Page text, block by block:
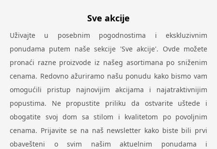
Sve akcije
Uživajte u posebnim pogodnostima i ekskluzivnim
ponudama putem naše sekcije 'Sve akcije'. Ovde možete
pronaći razne proizvode iz našeg asortimana po sniženim
cenama. Redovno ažuriramo našu ponudu kako bismo vam
omogućili pristup najnovijim akcijama i najatraktivnijim
popustima. Ne propustite priliku da ostvarite uštede i
obogatite svoj dom sa stilom i kvalitetom po povoljnim
cenama. Prijavite se na naš newsletter kako biste bili prvi
obavešteni o svim našim aktuelnim ponudama i